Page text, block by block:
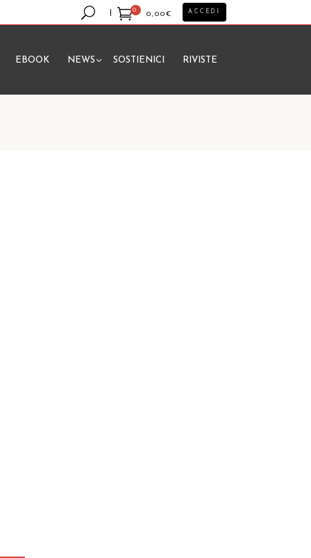
0
0,00€
prodotto nel carrello.
ACCEDI
EBOOK NEWS SOSTIENICI RIVISTE